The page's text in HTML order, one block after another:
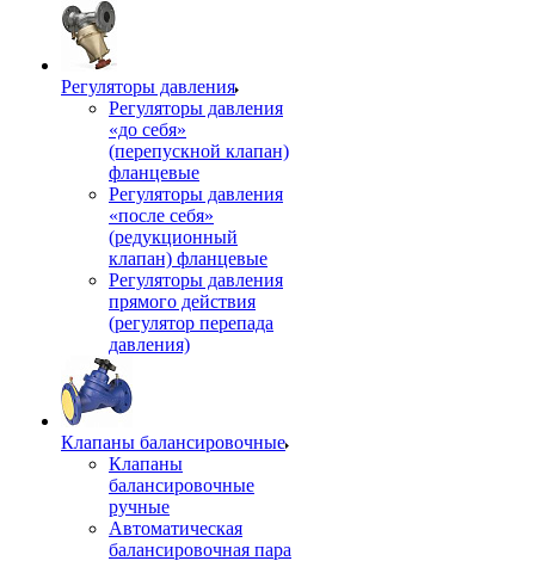
Регуляторы давления
Регуляторы давления
«до себя»
(перепускной клапан)
фланцевые
Регуляторы давления
«после себя»
(редукционный
клапан) фланцевые
Регуляторы давления
прямого действия
(регулятор перепада
давления)
Клапаны балансировочные
Клапаны
балансировочные
ручные
Автоматическая
балансировочная пара